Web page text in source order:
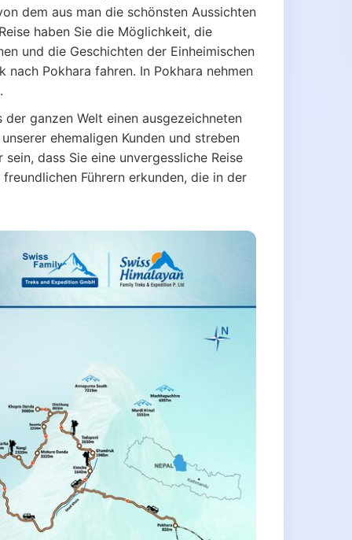
dem aus man die schönsten Aussichten
haben Sie die Möglichkeit, die
und die Geschichten der Einheimischen
Pokhara fahren. In Pokhara nehmen
ganzen Welt einen ausgezeichneten
ehemaligen Kunden und streben
dass Sie eine unvergessliche Reise
Führern erkunden, die in der